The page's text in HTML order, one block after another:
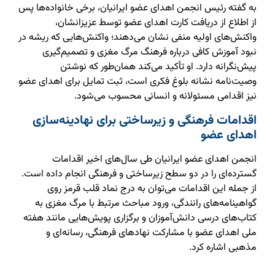
به گفته رئیس انجمن اهدای عضو ایرانیان، برخی خانواده‌ها پس
از اطلاع از دریافت کارت اهدای عضو توسط عزیزانشان،
واکنش‌های اولیه منفی نشان می‌دهند؛ واکنش‌هایی که ریشه در
نبود آموزش کافی درباره فرهنگ مرگ مغزی و تصمیم‌گیری
پیش‌نگرانه دارد. او تأکید می‌کند همان‌طور که نوشتن
وصیت‌نامه نشانه بلوغ فکری است، ثبت تمایل برای اهدای عضو
نیز اقدامی مسئولانه و انسانی محسوب می‌شود.
اقدامات فرهنگی و زیرساختی برای نهادینه‌سازی
اهدای عضو
انجمن اهدای عضو ایرانیان طی سال‌های اخیر اقدامات
گسترده‌ای را در دو سطح زیرساختی و فرهنگی انجام داده است.
از جمله این اقدامات می‌توان به درج نماد قلب قرمز روی
گواهینامه‌های رانندگی، ورود مباحث مرتبط با مرگ مغزی به
کتاب‌های درسی دانش‌آموزان و برگزاری پویش‌هایی مانند هفته
ملی اهدای عضو با مشارکت نهادهای فرهنگی، رسانه‌ای و
مذهبی اشاره کرد.